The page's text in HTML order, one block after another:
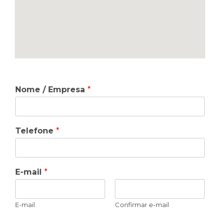
Nome / Empresa *
Telefone *
E-mail *
E-mail Confirmar e-mail